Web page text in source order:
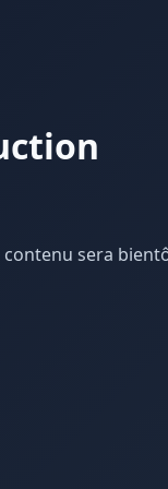
contenu sera